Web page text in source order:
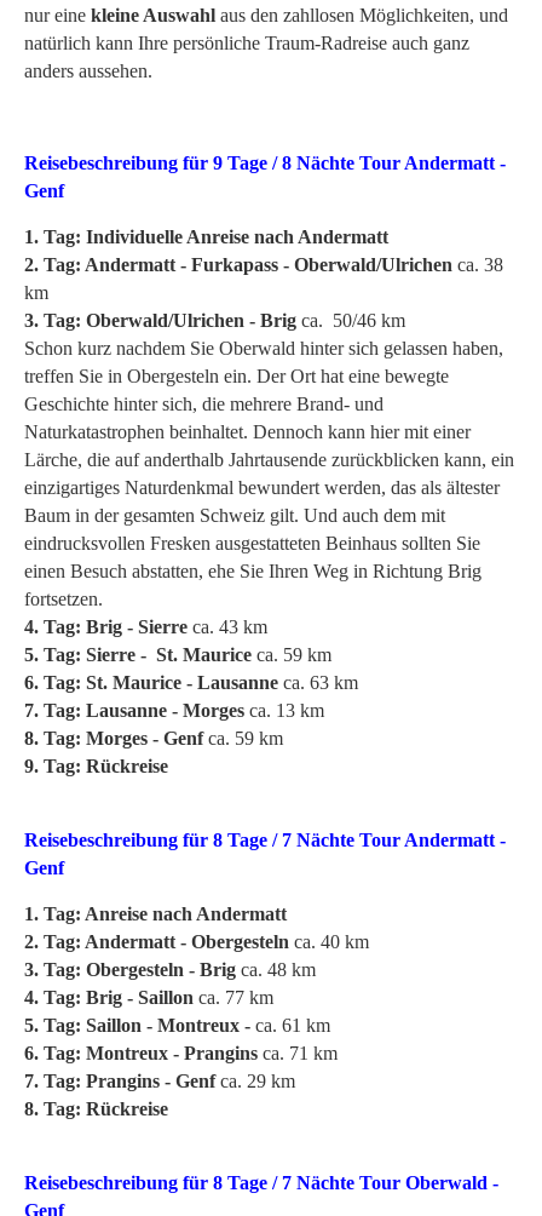
nur eine kleine Auswahl aus den zahllosen Möglichkeiten, und
natürlich kann Ihre persönliche Traum-Radreise auch ganz
anders aussehen.
Reisebeschreibung für 9 Tage / 8 Nächte Tour Andermatt -
Genf
1. Tag: Individuelle Anreise nach Andermatt
2. Tag: Andermatt - Furkapass - Oberwald/Ulrichen ca. 38
km
3. Tag: Oberwald/Ulrichen - Brig ca. 50/46 km
Schon kurz nachdem Sie Oberwald hinter sich gelassen haben,
treffen Sie in Obergesteln ein. Der Ort hat eine bewegte
Geschichte hinter sich, die mehrere Brand- und
Naturkatastrophen beinhaltet. Dennoch kann hier mit einer
Lärche, die auf anderthalb Jahrtausende zurückblicken kann, ein
einzigartiges Naturdenkmal bewundert werden, das als ältester
Baum in der gesamten Schweiz gilt. Und auch dem mit
eindrucksvollen Fresken ausgestatteten Beinhaus sollten Sie
einen Besuch abstatten, ehe Sie Ihren Weg in Richtung Brig
fortsetzen.
4. Tag: Brig - Sierre ca. 43 km
5. Tag: Sierre - St. Maurice ca. 59 km
6. Tag: St. Maurice - Lausanne ca. 63 km
7. Tag: Lausanne - Morges ca. 13 km
8. Tag: Morges - Genfca. 59 km
9. Tag: Rückreise
Reisebeschreibung für 8 Tage / 7 Nächte Tour Andermatt -
Genf
1. Tag: Anreise nach Andermatt
2. Tag: Andermatt - Obergesteln ca. 40 km
3. Tag: Obergesteln - Brig ca. 48 km
4. Tag: Brig - Saillon ca. 77 km
5. Tag: Saillon - Montreux - ca. 61 km
6. Tag: Montreux - Prangins ca. 71 km
7. Tag: Prangins - Genfca. 29 km
8. Tag: Rückreise
Reisebeschreibung für 8 Tage / 7 Nächte Tour Oberwald -
Genf